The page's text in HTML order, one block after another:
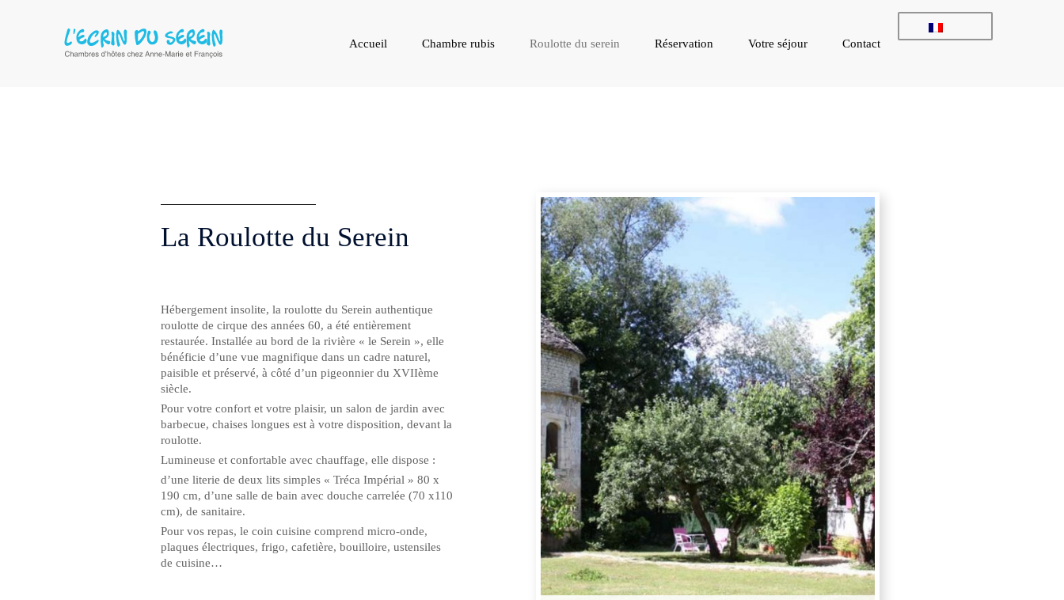
Accueil Chambre rubis Roulotte du serein Réservation Votre séjour Contact
La Roulotte du Serein
Hébergement insolite, la roulotte du Serein authentique
roulotte de cirque des années 60, a été entièrement
restaurée. Installée au bord de la rivière « le Serein », elle
bénéficie d’une vue magnifique dans un cadre naturel,
paisible et préservé, à côté d’un pigeonnier du XVIIème
siècle.
Pour votre confort et votre plaisir, un salon de jardin avec
barbecue, chaises longues est à votre disposition, devant la
roulotte.
Lumineuse et confortable avec chauffage, elle dispose :
d’une literie de deux lits simples « Tréca Impérial » 80 x
190 cm, d’une salle de bain avec douche carrelée (70 x110
cm), de sanitaire.
Pour vos repas, le coin cuisine comprend micro-onde,
plaques électriques, frigo, cafetière, bouilloire, ustensiles
de cuisine…